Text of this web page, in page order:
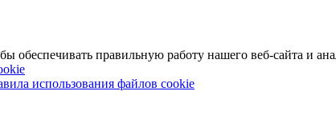
обеспечивать правильную работу нашего веб-сайта и
использования файлов cookie